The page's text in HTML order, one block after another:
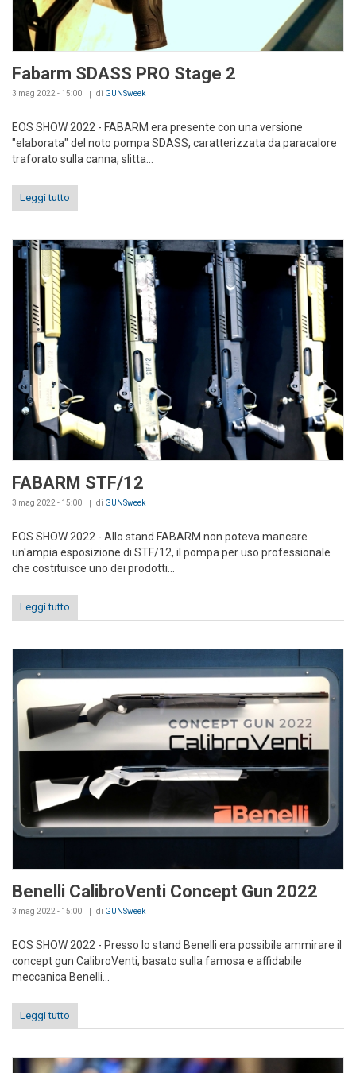
Fabarm SDASS PRO Stage 2
3 mag 2022 - 15:00 di GUNSweek
EOS SHOW 2022 - FABARM era presente con una versione
"elaborata" del noto pompa SDASS, caratterizzata da paracalore
traforato sulla canna, slitta...
Leggi tutto
FABARM STF/12
3 mag 2022 - 15:00 di GUNSweek
EOS SHOW 2022 - Allo stand FABARM non poteva mancare
un'ampia esposizione di STF/12, il pompa per uso professionale
che costituisce uno dei prodotti...
Leggi tutto
Benelli CalibroVenti Concept Gun 2022
3 mag 2022 - 15:00 di GUNSweek
EOS SHOW 2022 - Presso lo stand Benelli era possibile ammirare il
concept gun CalibroVenti, basato sulla famosa e affidabile
meccanica Benelli...
Leggi tutto